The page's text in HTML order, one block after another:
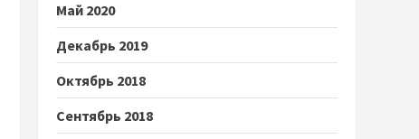
Май 2020
Декабрь 2019
Октябрь 2018
Сентябрь 2018